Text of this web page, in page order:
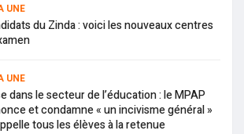
UNE
du Zinda : voici les nouveaux centres
UNE
dans le secteur de l’éducation : le MPAP
et condamne « un incivisme général »
tous les élèves à la retenue